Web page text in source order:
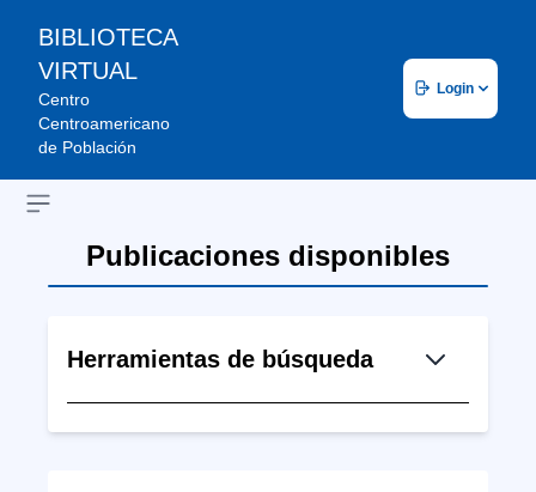
BIBLIOTECA
VIRTUAL
Centro
Centroamericano
de Población
Login
Open sidebar
Publicaciones disponibles
Herramientas de búsqueda